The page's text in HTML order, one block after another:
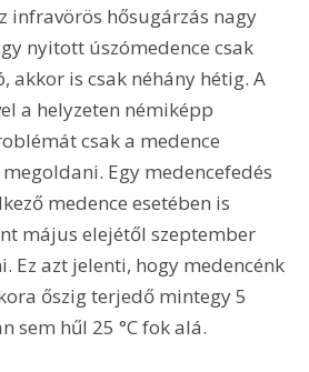
infravörös hősugárzás nagy
nyitott úszómedence csak
akkor is csak néhány hétig. A
a helyzeten némiképp
csak a medence
Egy medencefedés
medence esetében is
május elejétől szeptember
Ez azt jelenti, hogy medencénk
őszig terjedő mintegy 5
sem hűl 25 °C fok alá.